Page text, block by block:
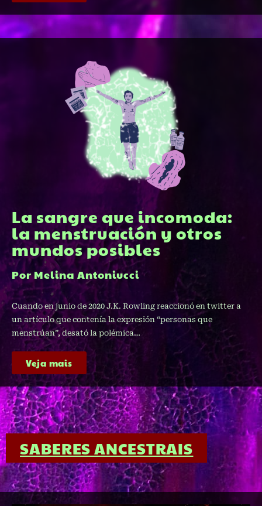
La sangre que incomoda:
la menstruación y otros
mundos posibles
Por Melina Antoniucci
Cuando en junio de 2020 J.K. Rowling reaccionó en twitter a
un artículo que contenía la expresión “personas que
menstrúan”, desató la polémica…
Veja mais
SABERES ANCESTRAIS